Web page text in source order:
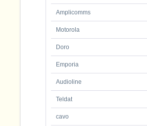
Amplicomms
Motorola
Doro
Emporia
Audioline
Teldat
cavo